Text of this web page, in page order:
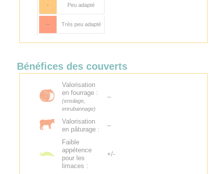
- Peu adapté
-- Très peu adapté
Bénéfices des couverts
Valorisation
en fourrage :
(ensilage,
enrubannage)
--
Valorisation
en pâturage :
--
Faible
appétence
pour les
limaces :
+/-